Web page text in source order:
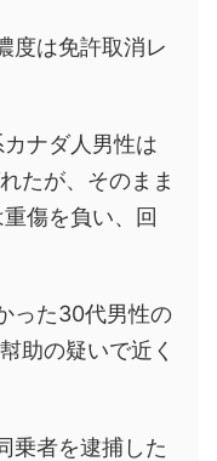
度は免許取消レ
ナダ人男性は
たが、そのまま
傷を負い、回
った30代男性の
助の疑いで近く
乗者を逮捕した